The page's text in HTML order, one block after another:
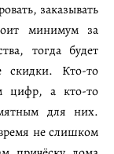
заказывать
минимум за
тогда будет
Кто-то
цифр, а кто-то
для них.
не слишком